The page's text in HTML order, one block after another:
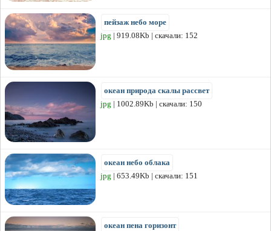
пейзаж небо море
jpg | 919.08Kb | скачали: 152
океан природа скалы рассвет
jpg | 1002.89Kb | скачали: 150
океан небо облака
jpg | 653.49Kb | скачали: 151
океан пена горизонт